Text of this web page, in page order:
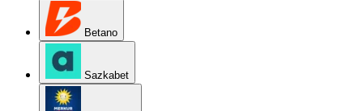
Betano
Sazkabet